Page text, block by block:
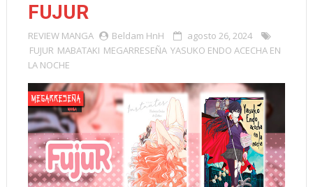
FUJUR
REVIEW MANGA Beldam HnH
agosto 26, 2024
FUJUR MABATAKI MEGARRESEÑA YASUKO ENDO ACECHA EN
LA NOCHE